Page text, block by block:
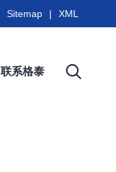
联系格泰
Sitemap | XML